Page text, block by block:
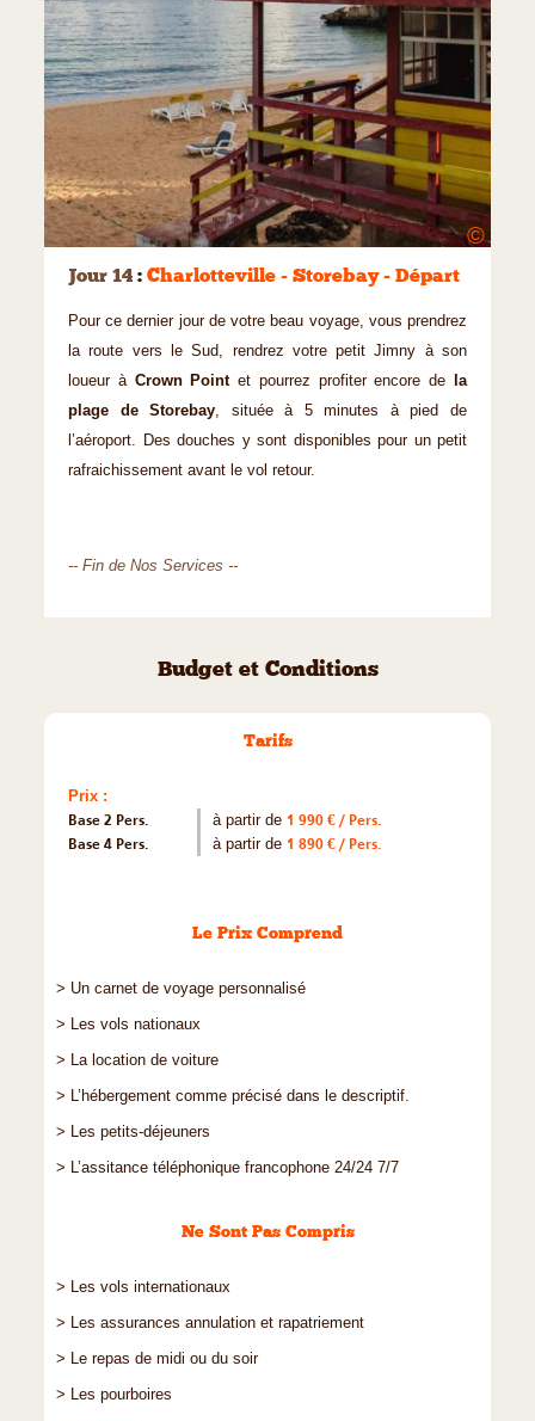
©
Jour 14 : Charlotteville - Storebay - Départ
Pour ce dernier jour de votre beau voyage, vous prendrez
la route vers le Sud, rendrez votre petit Jimny à son
loueur à Crown Pointet pourrez profiter encore de
la
plage de Storebay, située à 5 minutes à pied de
l’aéroport. Des douches y sont disponibles pour un petit
rafraichissement avant le vol retour.
-- Fin de Nos Services --
Budget et Conditions
Tarifs
Prix :
Base 2 Pers.
à partir de 1 990 € / Pers.
Base 4 Pers.
à partir de 1 890 € / Pers.
Le Prix Comprend
> Un carnet de voyage personnalisé
> Les vols nationaux
> La location de voiture
> L’hébergement comme précisé dans le descriptif.
> Les petits-déjeuners
> L’assitance téléphonique francophone 24/24 7/7
Ne Sont Pas Compris
> Les vols internationaux
> Les assurances annulation et rapatriement
> Le repas de midi ou du soir
> Les pourboires